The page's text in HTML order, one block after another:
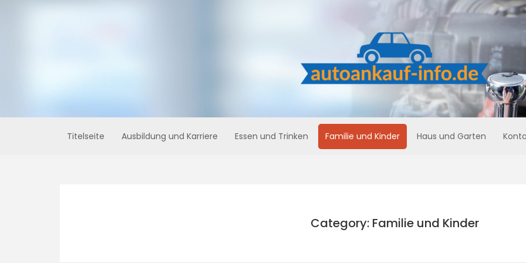
Titelseite Ausbildung und Karriere Essen und Trinken Familie und Kinder Haus und Garten
Category: Familie und Kinder